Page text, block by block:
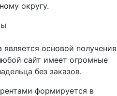
округу.
основой получения
сайт имеет огромные
без заказов.
формируется в